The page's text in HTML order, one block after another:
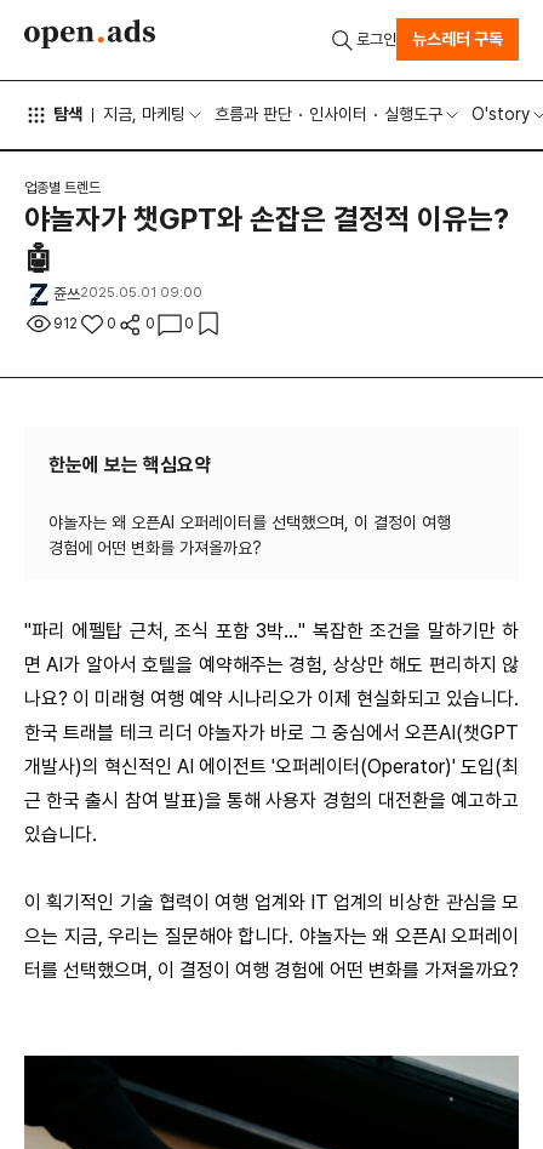
탐색 지금, 마케팅 흐름과 판단 인사이터 실행도구 O'story
로그인 뉴스레터 구독
업종별 트렌드
야놀자가 챗GPT와 손잡은 결정적 이유는?
🤖
쥰쓰2025.05.01 09:00
912 0 0 0
한눈에 보는 핵심요약
야놀자는 왜 오픈AI 오퍼레이터를 선택했으며, 이 결정이 여행
"파리 에펠탑 근처, 조식 포함 3박..." 복잡한 조건을 말하기만 하
면 AI가 알아서 호텔을 예약해주는 경험, 상상만 해도 편리하지 않
나요? 이 미래형 여행 예약 시나리오가 이제 현실화되고 있습니다.
한국 트래블 테크 리더 야놀자가 바로 그 중심에서 오픈AI(챗GPT
개발사)의 혁신적인 AI 에이전트 '오퍼레이터(Operator)' 도입(최
근 한국 출시 참여 발표)을 통해 사용자 경험의 대전환을 예고하고
있습니다.
이 획기적인 기술 협력이 여행 업계와 IT 업계의 비상한 관심을 모
으는 지금, 우리는 질문해야 합니다. 야놀자는 왜 오픈AI 오퍼레이
터를 선택했으며, 이 결정이 여행 경험에 어떤 변화를 가져올까요?